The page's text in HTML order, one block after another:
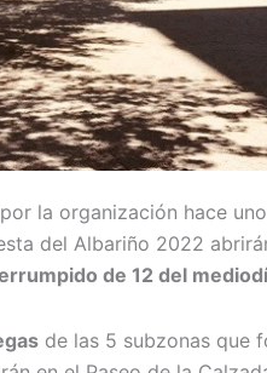
la organización hace
del Albariño 2022
de 12 del
de las 5 subzonas que